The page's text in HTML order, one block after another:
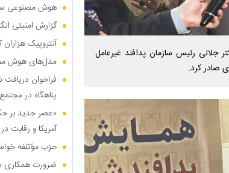
جلالی رئیس سازمان پدافند غیرعامل
صادر کرد.
هوش مصنوعی
گزارش امنیتی
آنتروپیک
مدل‌های هوش
فراخوان
پناهگاه در
«عصر جدید بر
آمریکا و رقابت
حزب مؤتلفه
ضرورت همکاری